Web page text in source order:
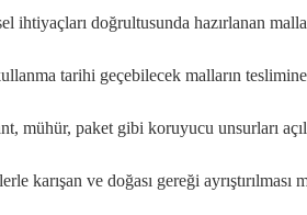
ihtiyaçları doğrultusunda hazırlanan
tarihi geçebilecek malların
mühür, paket gibi koruyucu unsurları
karışan ve doğası gereği